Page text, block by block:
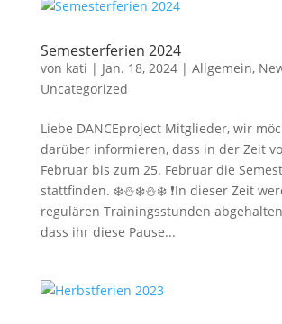
Semesterferien 2024
von kati | Jan. 18, 2024| Allgemein,
Uncategorized
Liebe DANCEproject Mitglieder, wir
darüber informieren, dass in der Zeit
Februar bis zum 25. Februar die
stattfinden. ❄️⛄️❄️⛄️❄️ ❗️In dieser Zeit
regulären Trainingsstunden
dass ihr diese Pause...